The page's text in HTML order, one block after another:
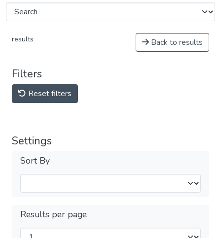
results Back to results
Filters
Reset filters
Settings
Sort By
Results per page